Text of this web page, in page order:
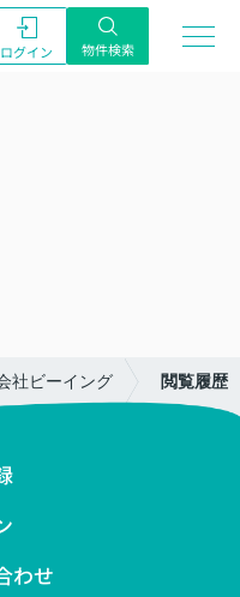
ログイン 物件検索
社ビーイング 閲覧履歴
わせ